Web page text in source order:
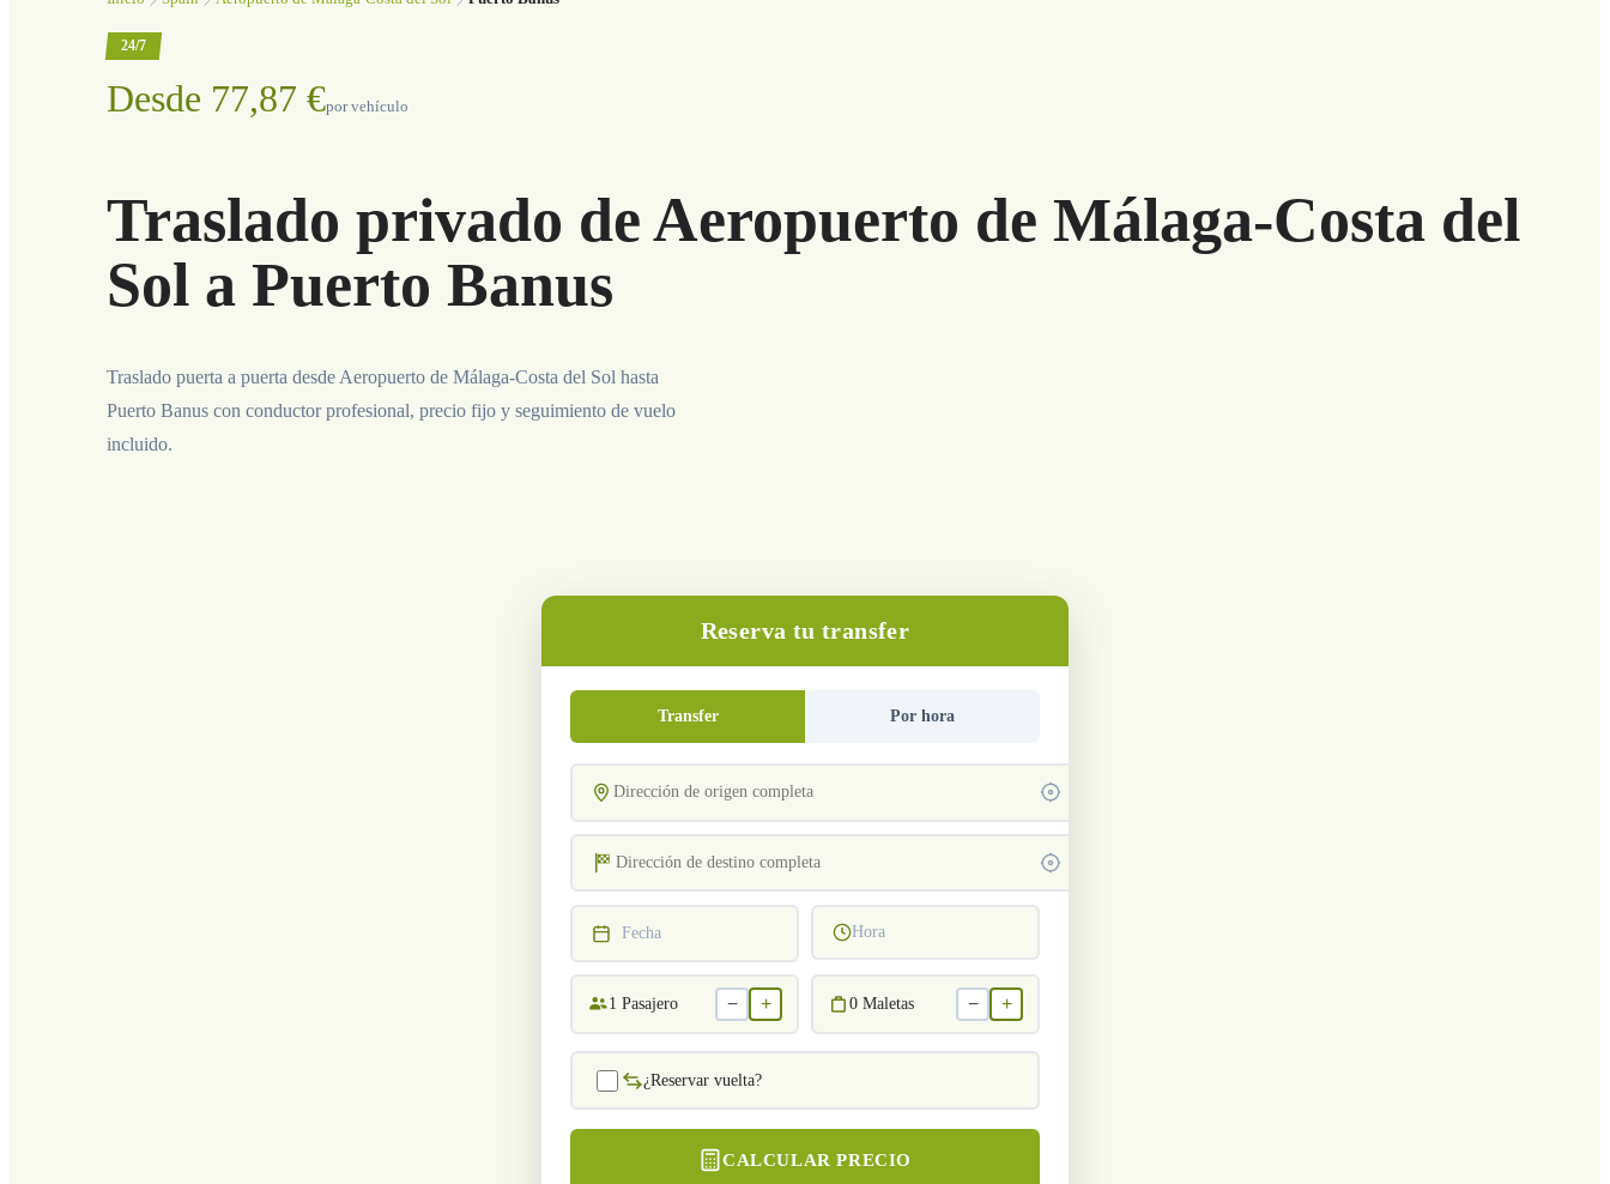
24/7
Desde 77,87 €por vehículo
Traslado privado de Aeropuerto de Málaga-Costa del
Sol a Puerto Banus
Traslado puerta a puerta desde Aeropuerto de Málaga-Costa del Sol hasta
Puerto Banus con conductor profesional, precio fijo y seguimiento de vuelo
incluido.
Reserva tu transfer
Transfer Por hora
Fecha Hora
1 Pasajero − + 0 Maletas − +
¿Reservar vuelta?
CALCULAR PRECIO